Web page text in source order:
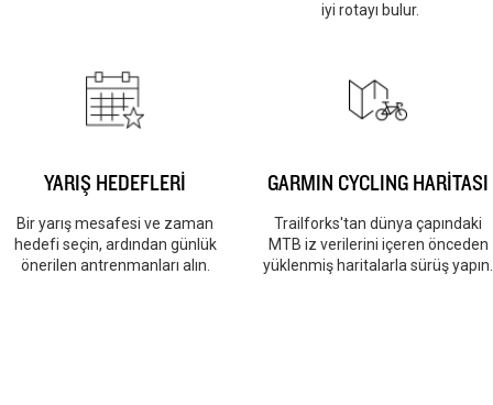
iyi rotayı bulur.
YARIŞ HEDEFLERİ
Bir yarış mesafesi ve zaman
hedefi seçin, ardından günlük
önerilen antrenmanları alın.
GARMIN CYCLING HARİTASI
Trailforks'tan dünya çapındaki
MTB iz verilerini içeren önceden
yüklenmiş haritalarla sürüş yapın.